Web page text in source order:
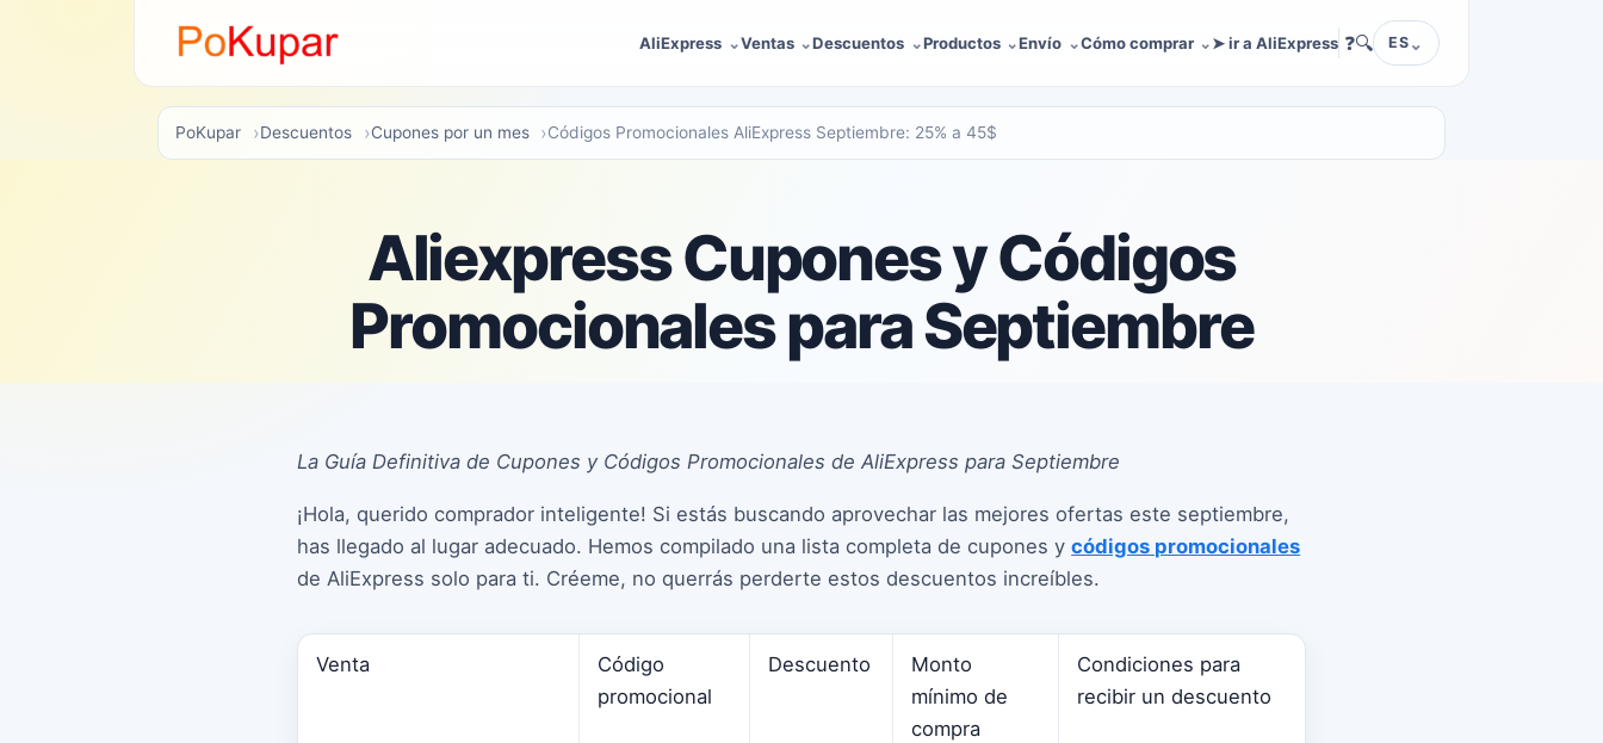
AliExpress Ventas Descuentos Productos Envío Cómo comprar ➤ ir a AliExpress ❓🔍 ES
PoKupar Descuentos Cupones por un mes Códigos Promocionales AliExpress Septiembre: 25% a 45$
Aliexpress Cupones y Códigos
Promocionales para Septiembre
La Guía Definitiva de Cupones y Códigos Promocionales de AliExpress para Septiembre
¡Hola, querido comprador inteligente! Si estás buscando aprovechar las mejores ofertas este septiembre,
has llegado al lugar adecuado. Hemos compilado una lista completa de cupones ycódigos promocionales
de AliExpress solo para ti. Créeme, no querrás perderte estos descuentos increíbles.
Venta
Código
promocional
Descuento
Monto
mínimo de
compra
Condiciones para
recibir un descuento